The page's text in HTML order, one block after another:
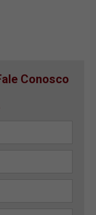
Conosco